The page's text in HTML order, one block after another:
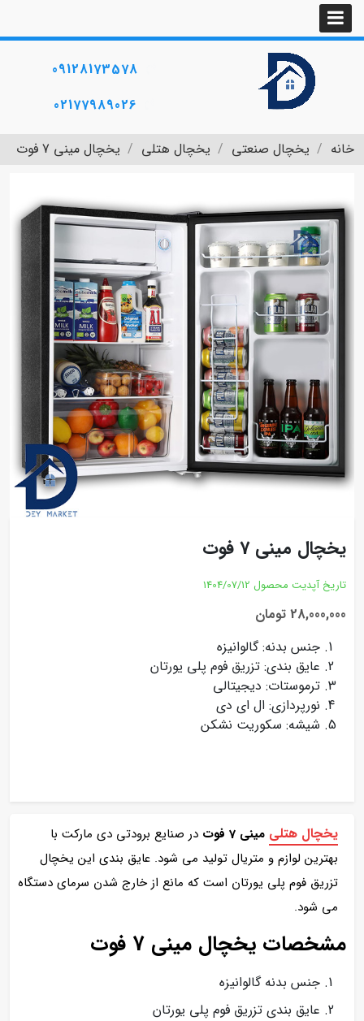
09128173578
02177989026
خانه یخچال صنعتی یخچال هتلی یخچال مینی 7 فوت
یخچال مینی 7 فوت
تاریخ آپدیت محصول 1404/07/12
28,000,000 تومان
جنس بدنه: گالوانیزه
عایق بندی: تزریق فوم پلی یورتان
ترموستات: دیجیتالی
نورپردازی: ال ای دی
شیشه: سکوریت نشکن
یخچال هتلی مینی 7 فوت
در صنایع برودتی دی مارکت با
بهترین لوازم و متریال تولید می شود. عایق بندی این یخچال
تزریق فوم پلی یورتان است که مانع از خارج شدن سرمای دستگاه
می شود.
مشخصات یخچال مینی 7 فوت
جنس بدنه گالوانیزه
عایق بندی تزریق فوم پلی یورتان